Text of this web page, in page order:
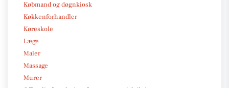
Købmand og døgnkiosk
Køkkenforhandler
Køreskole
Læge
Maler
Massage
Murer